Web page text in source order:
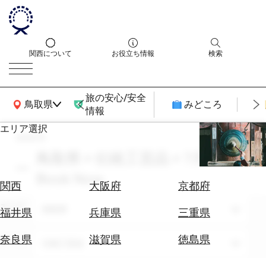
関西について お役立ち情報 検索
鳥取県
関西広域MAP
旅の安心/安全
情報
みどころ
エリア選択
関西 大阪府
京都府
福井県
兵庫県
三重県
奈良県
滋賀県
徳島県
エ
券
テ
search
鳥取県 × 伝統工芸品 × 7月 ×
Book Now
エリア
テーマ